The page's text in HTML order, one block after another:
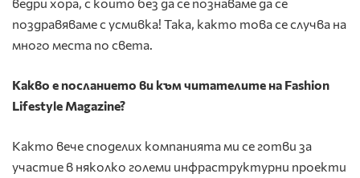
поздравяваме с усмивка! Така, както това се случва на
много места по света.
Какво е посланието ви към читателите на Fashion
Lifestyle Magazine?
Както вече споделих компанията ми се готви за
участие в няколко големи инфраструктурни проекти